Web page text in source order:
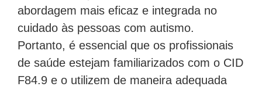
abordagem mais eficaz e integrada no
cuidado às pessoas com autismo.
Portanto, é essencial que os profissionais
de saúde estejam familiarizados com o CID
F84.9 e o utilizem de maneira adequada